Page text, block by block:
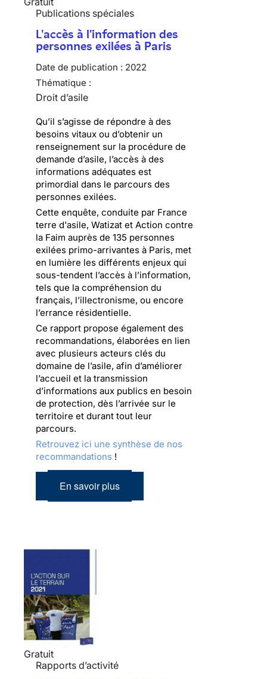
Publications spéciales
L'accès à l'information des
personnes exilées à Paris
Date de publication : 2022
Thématique :
Droit d’asile
Qu’il s’agisse de répondre à des
besoins vitaux ou d’obtenir un
renseignement sur la procédure de
demande d’asile, l’accès à des
informations adéquates est
primordial dans le parcours des
personnes exilées.
Cette enquête, conduite par France
terre d'asile, Watizat et Action contre
la Faim auprès de 135 personnes
exilées primo-arrivantes à Paris, met
en lumière les différents enjeux qui
sous-tendent l’accès à l’information,
tels que la compréhension du
français, l’illectronisme, ou encore
l’errance résidentielle.
Ce rapport propose également des
recommandations, élaborées en lien
avec plusieurs acteurs clés du
domaine de l’asile, afin d’améliorer
l’accueil et la transmission
d’informations aux publics en besoin
de protection, dès l’arrivée sur le
territoire et durant tout leur
parcours.
Retrouvez ici une synthèse de nos
recommandations !
En savoir plus
Gratuit
Rapports d’activité